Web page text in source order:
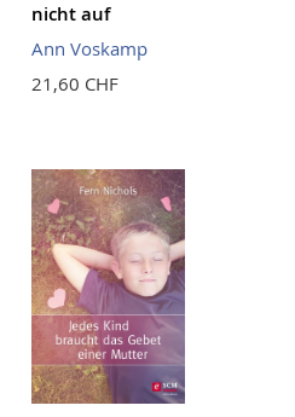
nicht auf
Ann Voskamp
21,60 CHF